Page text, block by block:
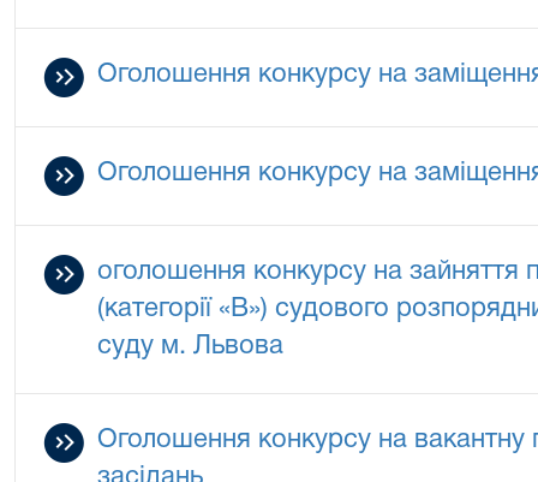
Оголошення конкурсу на
Оголошення конкурсу на
оголошення конкурсу на зайняття
(категорії «В») судового
суду м. Львова
Оголошення конкурсу на вакантну
засідань